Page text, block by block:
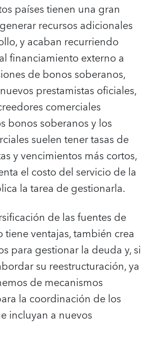
países tienen una gran
recursos adicionales
y acaban recurriendo
financiamiento externo a
de bonos soberanos,
prestamistas oficiales,
comerciales
bonos soberanos y los
suelen tener tasas de
y vencimientos más cortos,
el costo del servicio de la
la tarea de gestionarla.
de las fuentes de
ventajas, también crea
para gestionar la deuda y, si
su reestructuración, ya
de mecanismos
la coordinación de los
incluyan a nuevos